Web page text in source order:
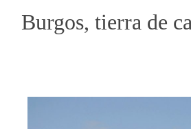
Burgos, tierra de